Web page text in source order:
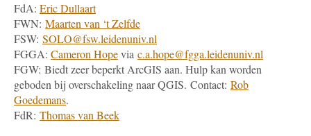
FdA: Eric Dullaart
FWN: Maarten van ‘t Zelfde
FSW: SOLO@fsw.leidenuniv.nl
FGGA: Cameron Hopevia c.a.hope@fgga.leidenuniv.nl
FGW: Biedt zeer beperkt ArcGIS aan. Hulp kan worden
geboden bij overschakeling naar QGIS. Contact: Rob
Goedemans.
FdR: Thomas van Beek